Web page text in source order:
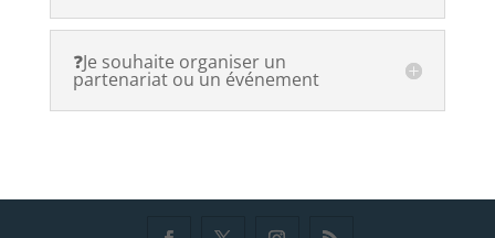
❓Je souhaite organiser un
partenariat ou un événement